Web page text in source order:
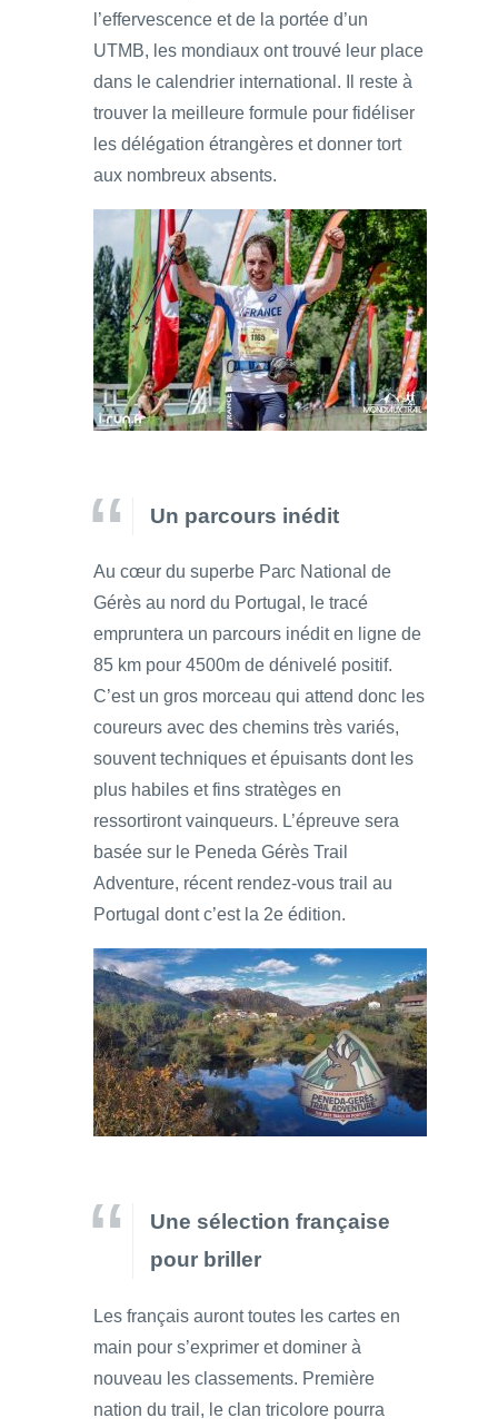
l’effervescence et de la portée d’un
UTMB, les mondiaux ont trouvé leur place
dans le calendrier international. Il reste à
trouver la meilleure formule pour fidéliser
les délégation étrangères et donner tort
aux nombreux absents.
Un parcours inédit
Au cœur du superbe Parc National de
Gérès au nord du Portugal, le tracé
empruntera un parcours inédit en ligne de
85 km pour 4500m de dénivelé positif.
C’est un gros morceau qui attend donc les
coureurs avec des chemins très variés,
souvent techniques et épuisants dont les
plus habiles et fins stratèges en
ressortiront vainqueurs. L’épreuve sera
basée sur le Peneda Gérès Trail
Adventure, récent rendez-vous trail au
Portugal dont c’est la 2e édition.
Une sélection française
pour briller
Les français auront toutes les cartes en
main pour s’exprimer et dominer à
nouveau les classements. Première
nation du trail, le clan tricolore pourra